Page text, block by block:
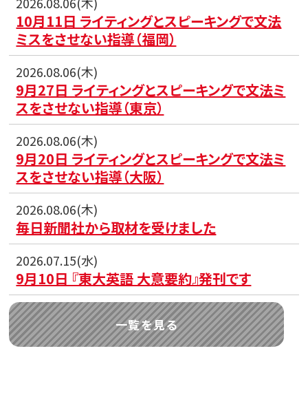
10月11日 ライティングとスピーキングで文法
ミスをさせない指導（福岡）
2026.08.06(木)
9月27日 ライティングとスピーキングで文法ミ
スをさせない指導（東京）
2026.08.06(木)
9月20日 ライティングとスピーキングで文法ミ
スをさせない指導（大阪）
2026.08.06(木)
毎日新聞社から取材を受けました
2026.07.15(水)
9月10日 『東大英語 大意要約』発刊です
一覧を見る